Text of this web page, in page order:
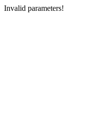
Invalid parameters!